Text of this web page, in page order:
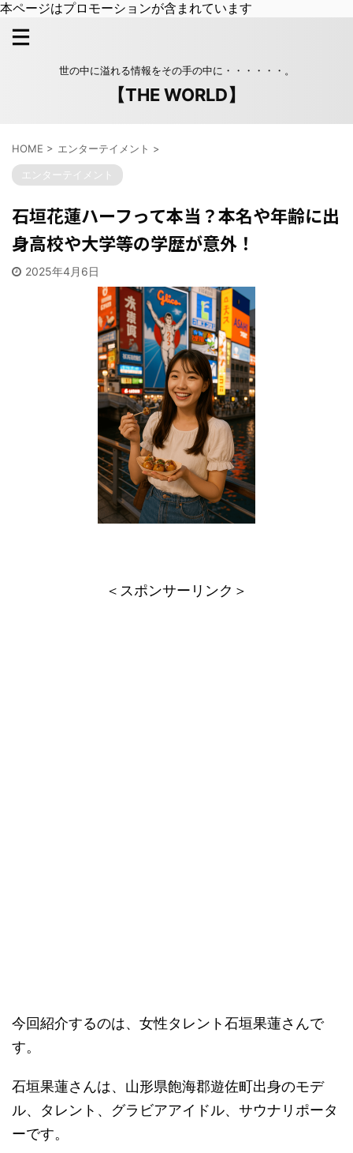
本ページはプロモーションが含まれています
世の中に溢れる情報をその手の中に・・・・・・。
【THE WORLD】
HOME > エンターテイメント >
エンターテイメント
石垣花蓮ハーフって本当？本名や年齢に出
身高校や大学等の学歴が意外！
2025年4月6日
＜スポンサーリンク＞
今回紹介するのは、女性タレント​石垣果蓮さんで
す。
​石垣果蓮さんは、山形県飽海郡遊佐町出身のモデ
ル、タレント、グラビアアイドル、サウナリポータ
ーです。 ​